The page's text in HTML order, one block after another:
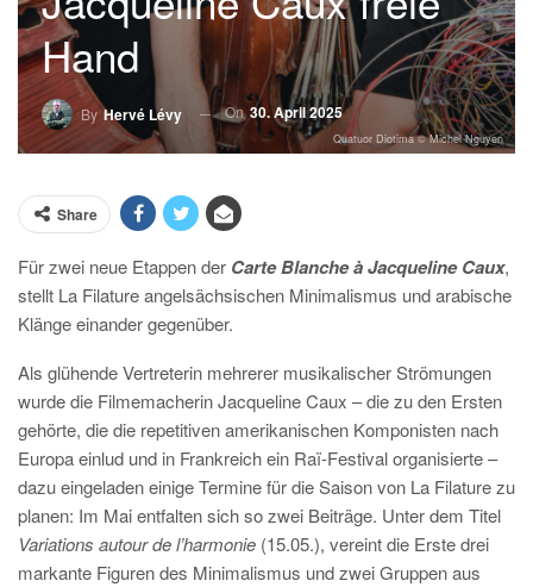
Hand
ByHervé Lévy On30. April 2025
Quatuor Diotima © Michel Nguyen
Share
Für zwei neue Etappen der Carte Blanche à Jacqueline Caux,
stellt La Filature angelsächsischen Minimalismus und arabische
Klänge einander gegenüber.
Als glühende Vertreterin mehrerer musikalischer Strömungen
wurde die Filmemacherin Jacqueline Caux – die zu den Ersten
gehörte, die die repetitiven amerikanischen Komponisten nach
Europa einlud und in Frankreich ein Raï-Festival organisierte –
dazu eingeladen einige Termine für die Saison von La Filature zu
planen: Im Mai entfalten sich so zwei Beiträge. Unter dem Titel
Variations autour de l’harmonie (15.05.), vereint die Erste drei
markante Figuren des Minimalismus und zwei Gruppen aus